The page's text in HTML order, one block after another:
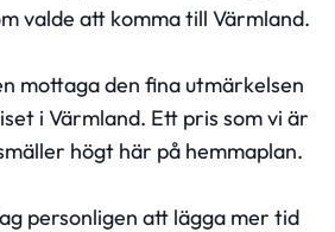
valde att komma till Värmland.
mottaga den fina utmärkelsen
i Värmland. Ett pris som vi är
högt här på hemmaplan.
personligen att lägga mer tid